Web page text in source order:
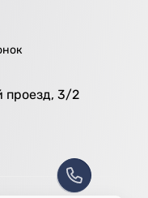
проезд, 3/2